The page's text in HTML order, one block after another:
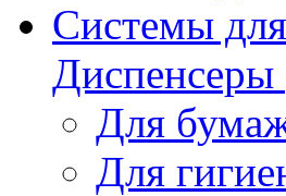
Системы
Диспенсеры
Для
Для